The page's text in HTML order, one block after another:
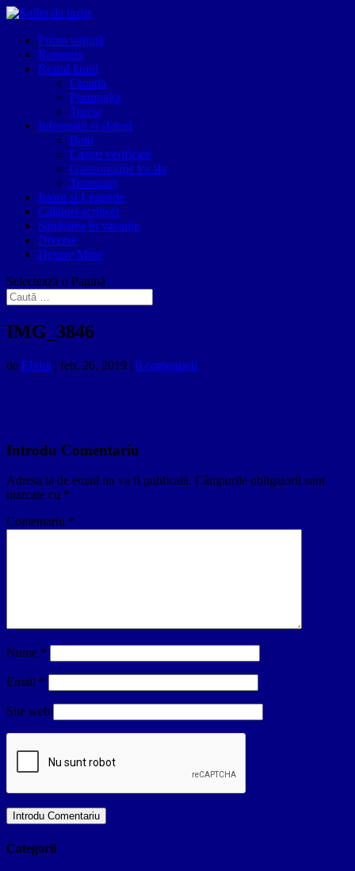
Prima pagină
Romania
Restul lumii
Croatia
Portugalia
Turcia
Informatii si sfaturi
Bani
Cazari verificate
Gastronomie locala
Transport
Istorii si Legende
Călători-scriitori
Sănătatea în vacanțe
Diverse
Despre Mine
Selectează o Pagină
IMG_3846
de Elvira | feb. 26, 2019 | 0 comentarii
Introdu Comentariu
Adresa ta de email nu va fi publicată. Câmpurile obligatorii sunt
marcate cu *
Comentariu *
Nume *
Email *
Site web
Categorii